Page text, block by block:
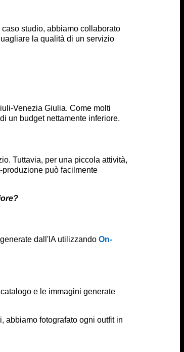
studio, abbiamo collaborato
la qualità di un servizio
Venezia Giulia. Come molti
un budget nettamente inferiore.
Tuttavia, per una piccola attività,
può facilmente
dall'IA utilizzando On-
e le immagini generate
abbiamo fotografato ogni outfit in